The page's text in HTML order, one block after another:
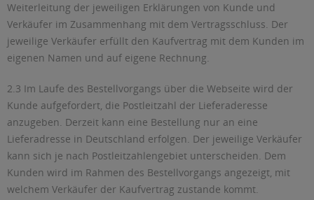
Weiterleitung der jeweiligen Erklärungen von Kunde und
Verkäufer im Zusammenhang mit dem Vertragsschluss. Der
jeweilige Verkäufer erfüllt den Kaufvertrag mit dem Kunden im
eigenen Namen und auf eigene Rechnung.
2.3 Im Laufe des Bestellvorgangs über die Webseite wird der
Kunde aufgefordert, die Postleitzahl der Lieferaderesse
anzugeben. Derzeit kann eine Bestellung nur an eine
Lieferadresse in Deutschland erfolgen. Der jeweilige Verkäufer
kann sich je nach Postleitzahlengebiet unterscheiden. Dem
Kunden wird im Rahmen des Bestellvorgangs angezeigt, mit
welchem Verkäufer der Kaufvertrag zustande kommt.